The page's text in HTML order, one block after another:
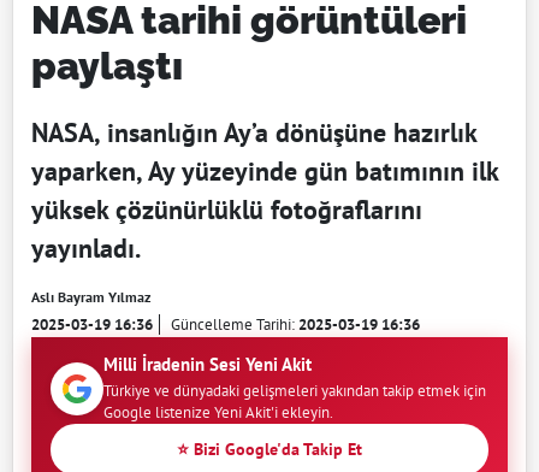
NASA tarihi görüntüleri
paylaştı
NASA, insanlığın Ay’a dönüşüne hazırlık
yaparken, Ay yüzeyinde gün batımının ilk
yüksek çözünürlüklü fotoğraflarını
yayınladı.
Aslı Bayram Yılmaz
2025-03-19 16:36 Güncelleme Tarihi:2025-03-19 16:36
Milli İradenin Sesi Yeni Akit
Türkiye ve dünyadaki gelişmeleri yakından takip etmek için
Google listenize Yeni Akit'i ekleyin.
⭐ Bizi Google'da Takip Et